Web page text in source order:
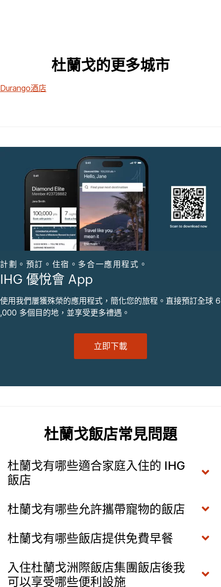
杜蘭戈的更多城市
Durango酒店
計劃。預訂。住宿。多合一應用程式。
IHG 優悅會 App
使用我們屢獲殊榮的應用程式，簡化您的旅程。直接預訂全球 6
,000 多個目的地，並享受更多禮遇。
立即下載
杜蘭戈飯店常見問題
杜蘭戈有哪些適合家庭入住的 IHG
飯店
杜蘭戈有哪些允許攜帶寵物的飯店
杜蘭戈有哪些飯店提供免費早餐
入住杜蘭戈洲際飯店集團飯店後我
可以享受哪些便利設施